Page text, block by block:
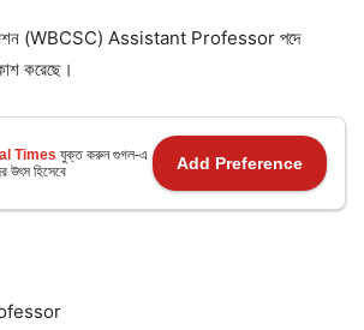
কমিশন (WBCSC) Assistant Professor পদে
করেছে।
Times যুক্ত করুন গুগল-এ
উৎস হিসেবে
Add Preference